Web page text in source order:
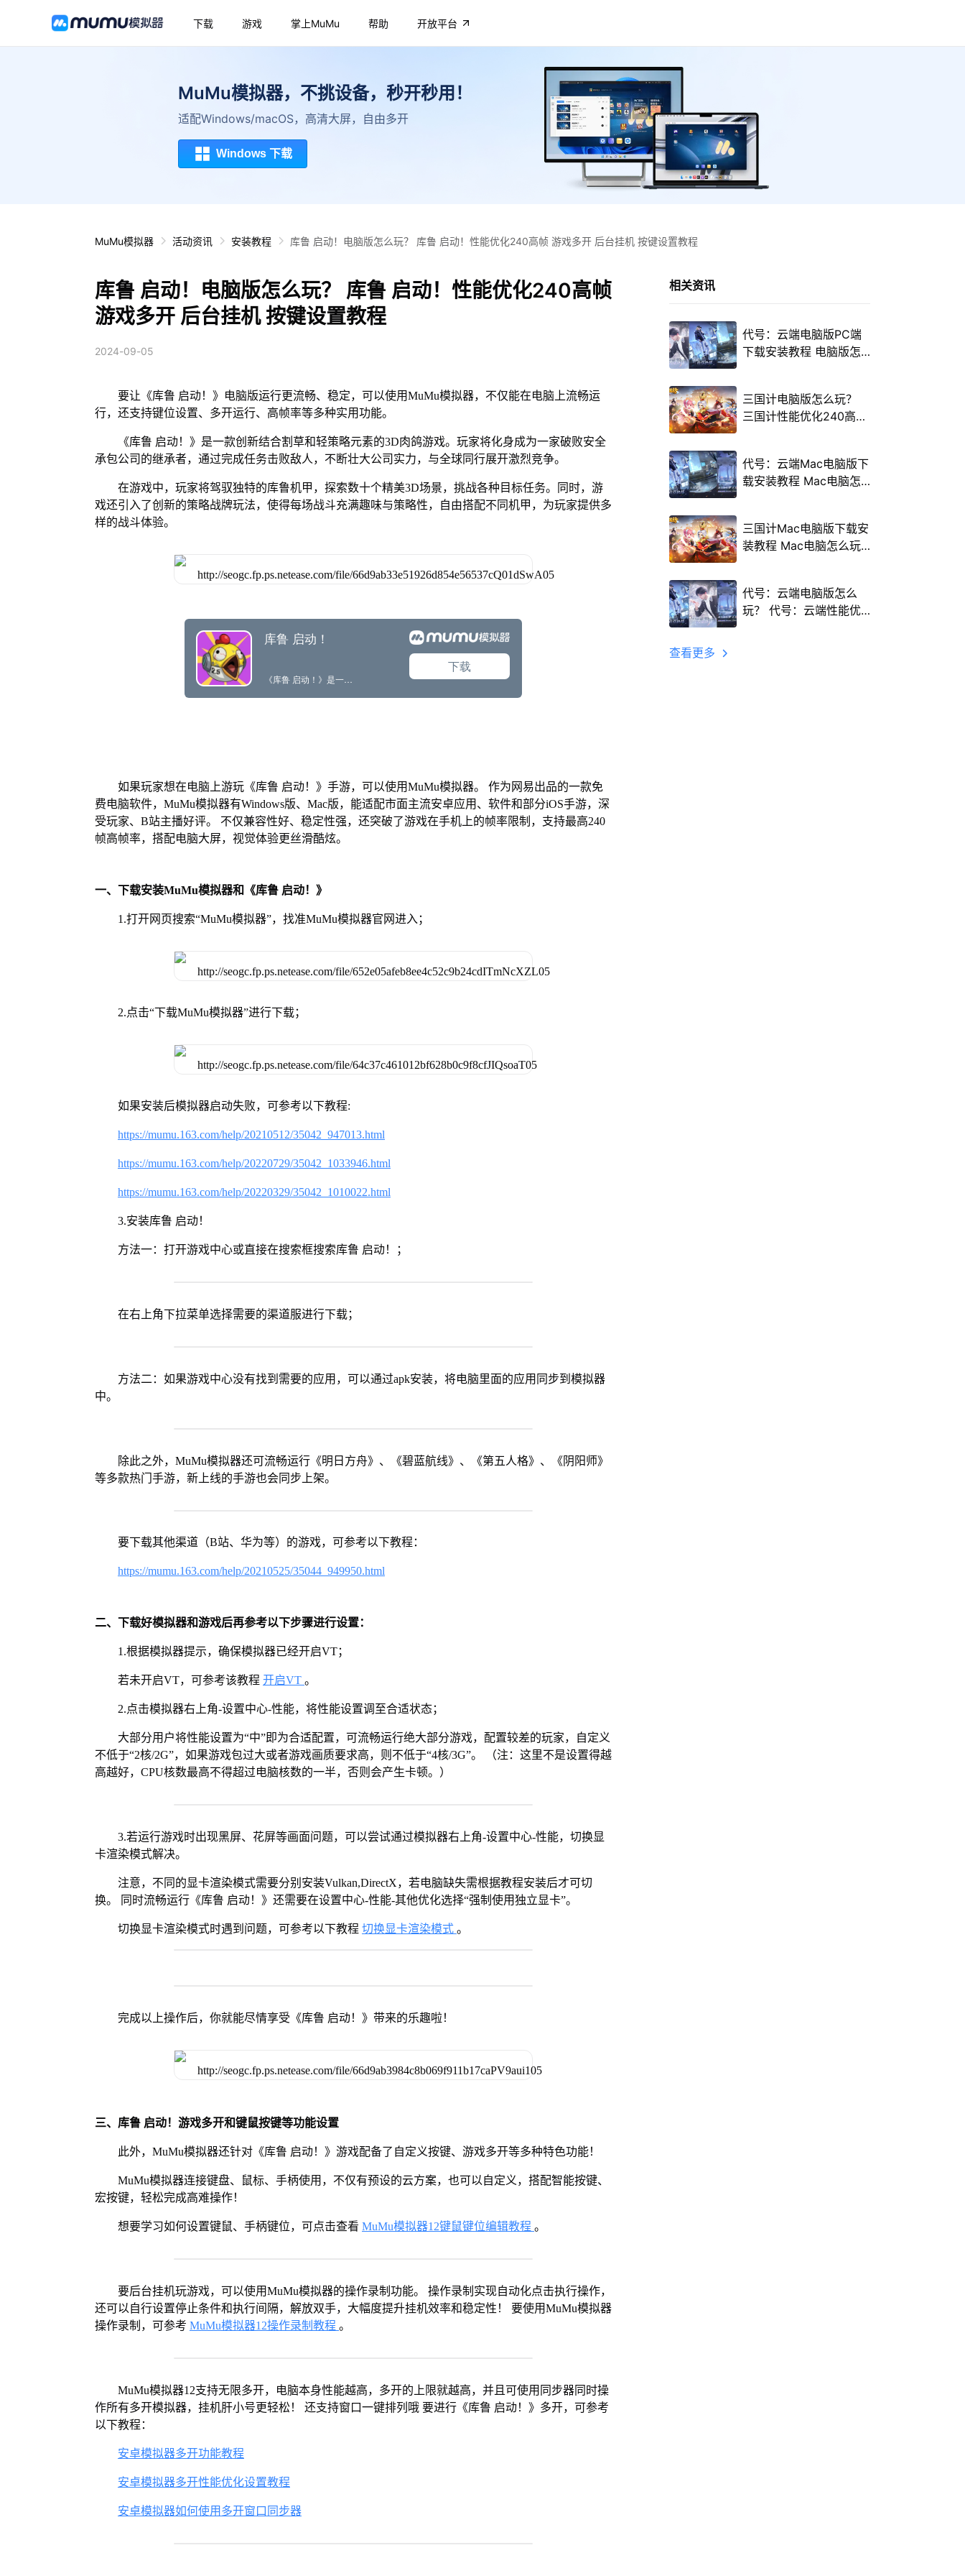
下载 游戏 掌上MuMu 帮助 开放平台
MuMu模拟器，不挑设备，秒开秒用！
适配Windows/macOS，高清大屏，自由多开
Windows 下载
MuMu模拟器 活动资讯 安装教程 库鲁 启动！电脑版怎么玩？ 库鲁 启动！性能优化240高帧 游戏多开 后台挂机 按键设置教程
库鲁 启动！电脑版怎么玩？ 库鲁 启动！性能优化240高帧
游戏多开 后台挂机 按键设置教程
2024-09-05
要让《库鲁 启动！》电脑版运行更流畅、稳定，可以使用MuMu模拟器，不仅能在电脑上流畅运
行，还支持键位设置、多开运行、高帧率等多种实用功能。
《库鲁 启动！》是一款创新结合割草和轻策略元素的3D肉鸽游戏。玩家将化身成为一家破败安全
承包公司的继承者，通过完成任务击败敌人，不断壮大公司实力，与全球同行展开激烈竞争。
在游戏中，玩家将驾驭独特的库鲁机甲，探索数十个精美3D场景，挑战各种目标任务。同时，游
戏还引入了创新的策略战牌玩法，使得每场战斗充满趣味与策略性，自由搭配不同机甲，为玩家提供多
样的战斗体验。
如果玩家想在电脑上游玩《库鲁 启动！》手游，可以使用MuMu模拟器。 作为网易出品的一款免
费电脑软件，MuMu模拟器有Windows版、Mac版，能适配市面主流安卓应用、软件和部分iOS手游，深
受玩家、B站主播好评。 不仅兼容性好、稳定性强，还突破了游戏在手机上的帧率限制，支持最高240
帧高帧率，搭配电脑大屏，视觉体验更丝滑酷炫。
一、下载安装MuMu模拟器和《库鲁 启动！》
1.打开网页搜索“MuMu模拟器”，找准MuMu模拟器官网进入；
2.点击“下载MuMu模拟器”进行下载；
如果安装后模拟器启动失败，可参考以下教程:
https://mumu.163.com/help/20210512/35042_947013.html
https://mumu.163.com/help/20220729/35042_1033946.html
https://mumu.163.com/help/20220329/35042_1010022.html
3.安装库鲁 启动！
方法一：打开游戏中心或直接在搜索框搜索库鲁 启动！；
在右上角下拉菜单选择需要的渠道服进行下载；
方法二：如果游戏中心没有找到需要的应用，可以通过apk安装，将电脑里面的应用同步到模拟器
中。
除此之外，MuMu模拟器还可流畅运行《明日方舟》、《碧蓝航线》、《第五人格》、《阴阳师》
等多款热门手游，新上线的手游也会同步上架。
要下载其他渠道（B站、华为等）的游戏，可参考以下教程：
https://mumu.163.com/help/20210525/35044_949950.html
二、下载好模拟器和游戏后再参考以下步骤进行设置：
1.根据模拟器提示，确保模拟器已经开启VT；
若未开启VT，可参考该教程 开启VT 。
2.点击模拟器右上角-设置中心-性能，将性能设置调至合适状态；
大部分用户将性能设置为“中”即为合适配置，可流畅运行绝大部分游戏，配置较差的玩家，自定义
不低于“2核/2G”，如果游戏包过大或者游戏画质要求高，则不低于“4核/3G”。 （注：这里不是设置得越
高越好，CPU核数最高不得超过电脑核数的一半，否则会产生卡顿。）
3.若运行游戏时出现黑屏、花屏等画面问题，可以尝试通过模拟器右上角-设置中心-性能，切换显
卡渲染模式解决。
注意，不同的显卡渲染模式需要分别安装Vulkan,DirectX，若电脑缺失需根据教程安装后才可切
换。 同时流畅运行《库鲁 启动！》还需要在设置中心-性能-其他优化选择“强制使用独立显卡”。
切换显卡渲染模式时遇到问题，可参考以下教程 切换显卡渲染模式 。
完成以上操作后，你就能尽情享受《库鲁 启动！》带来的乐趣啦！
三、库鲁 启动！游戏多开和键鼠按键等功能设置
此外，MuMu模拟器还针对《库鲁 启动！》游戏配备了自定义按键、游戏多开等多种特色功能！
MuMu模拟器连接键盘、鼠标、手柄使用，不仅有预设的云方案，也可以自定义，搭配智能按键、
宏按键，轻松完成高难操作！
想要学习如何设置键鼠、手柄键位，可点击查看 MuMu模拟器12键鼠键位编辑教程 。
要后台挂机玩游戏，可以使用MuMu模拟器的操作录制功能。 操作录制实现自动化点击执行操作，
还可以自行设置停止条件和执行间隔，解放双手，大幅度提升挂机效率和稳定性！ 要使用MuMu模拟器
操作录制，可参考 MuMu模拟器12操作录制教程 。
MuMu模拟器12支持无限多开，电脑本身性能越高，多开的上限就越高，并且可使用同步器同时操
作所有多开模拟器，挂机肝小号更轻松！ 还支持窗口一键排列哦 要进行《库鲁 启动！》多开，可参考
以下教程：
安卓模拟器多开功能教程
安卓模拟器多开性能优化设置教程
安卓模拟器如何使用多开窗口同步器
相关资讯
代号：云端电脑版PC端
下载安装教程 电脑版怎
三国计电脑版怎么玩？
三国计性能优化240高帧
代号：云端Mac电脑版下
载安装教程 Mac电脑怎
三国计Mac电脑版下载安
装教程 Mac电脑怎么玩
代号：云端电脑版怎么
玩？ 代号：云端性能优
查看更多